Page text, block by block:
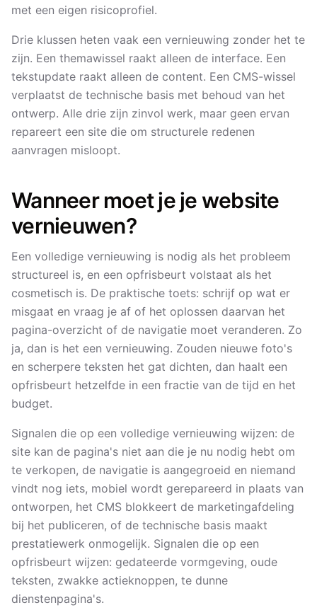
met een eigen risicoprofiel.
Drie klussen heten vaak een vernieuwing zonder het te
zijn. Een themawissel raakt alleen de interface. Een
tekstupdate raakt alleen de content. Een CMS-wissel
verplaatst de technische basis met behoud van het
ontwerp. Alle drie zijn zinvol werk, maar geen ervan
repareert een site die om structurele redenen
aanvragen misloopt.
Wanneer moet je je website
vernieuwen?
Een volledige vernieuwing is nodig als het probleem
structureel is, en een opfrisbeurt volstaat als het
cosmetisch is. De praktische toets: schrijf op wat er
misgaat en vraag je af of het oplossen daarvan het
pagina-overzicht of de navigatie moet veranderen. Zo
ja, dan is het een vernieuwing. Zouden nieuwe foto's
en scherpere teksten het gat dichten, dan haalt een
opfrisbeurt hetzelfde in een fractie van de tijd en het
budget.
Signalen die op een volledige vernieuwing wijzen: de
site kan de pagina's niet aan die je nu nodig hebt om
te verkopen, de navigatie is aangegroeid en niemand
vindt nog iets, mobiel wordt gerepareerd in plaats van
ontworpen, het CMS blokkeert de marketingafdeling
bij het publiceren, of de technische basis maakt
prestatiewerk onmogelijk. Signalen die op een
opfrisbeurt wijzen: gedateerde vormgeving, oude
teksten, zwakke actieknoppen, te dunne
dienstenpagina's.